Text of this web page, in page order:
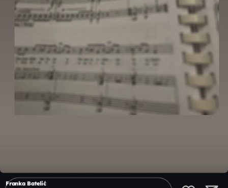
Franka Batelić